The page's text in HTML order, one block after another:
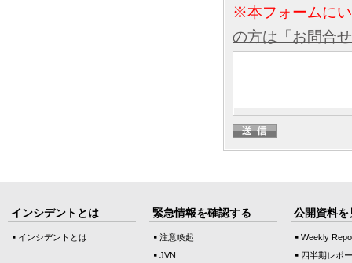
※本フォームに
の方は「お問合
インシデントとは
インシデントとは
緊急情報を確認する
注意喚起
JVN
公開資料を
Weekly
四半期レポ